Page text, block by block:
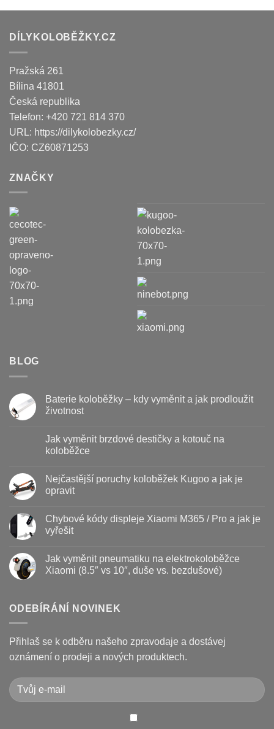
DÍLYKOLOBĚŽKY.CZ
Pražská 261
Bílina 41801
Česká republika
Telefon: +420 721 814 370
URL: https://dilykolobezky.cz/
IČO: CZ60871253
ZNAČKY
BLOG
Baterie koloběžky – kdy vyměnit a jak prodloužit
životnost
textu
s
koloběžky
kdy
jak
prodloužit
životnost
Jak vyměnit brzdové destičky a kotouč na
koloběžce
u
textu
s
vyměnit
brzdové
destičky
na
koloběžce
Nejčastější poruchy koloběžek Kugoo a jak je
opravit
u
textu
s
poruchy
koloběžek
Kugoo
opravit
Chybové kódy displeje Xiaomi M365 / Pro a jak je
vyřešit
textu
s
displeje
Xiaomi
Pro
a
jak
je
Jak vyměnit pneumatiku na elektrokoloběžce
Xiaomi (8.5″ vs 10″, duše vs. bezdušové)
textu
s
vyměnit
pneumatiku
na
elektrokoloběžce
(8.5″
vs
10″,
duše
ODEBÍRÁNÍ NOVINEK
Přihlaš se k odběru našeho zpravodaje a dostávej
oznámení o prodeji a nových produktech.